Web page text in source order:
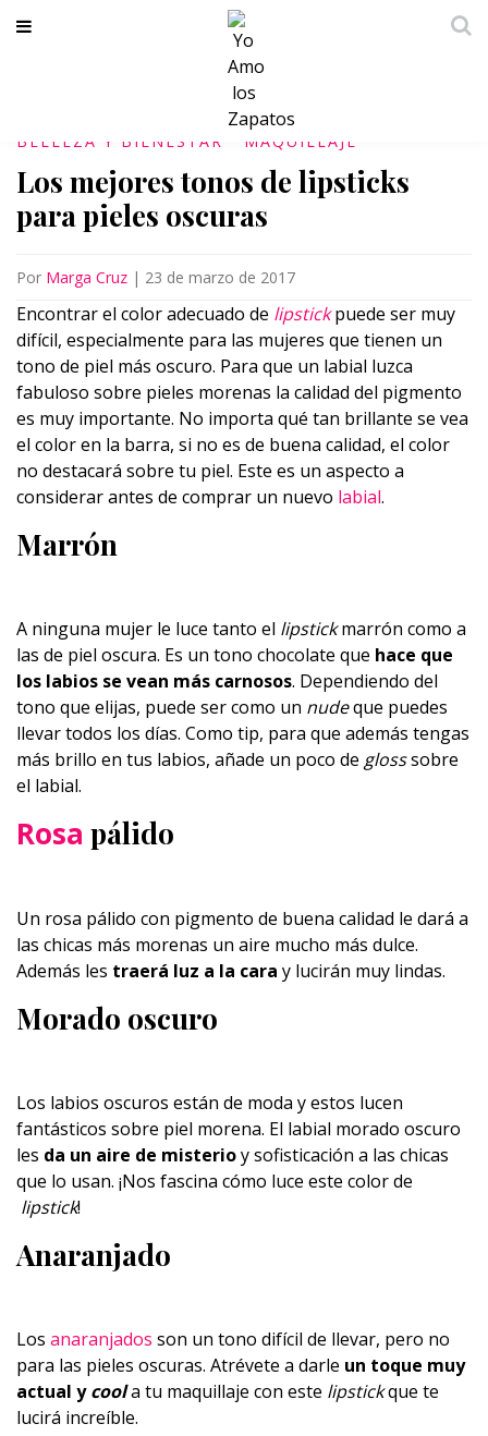
BELLEZA Y BIENESTAR MAQUILLAJE
Los mejores tonos de lipsticks
para pieles oscuras
Por Marga Cruz | 23 de marzo de 2017
Encontrar el color adecuado de lipstick puede ser muy
difícil, especialmente para las mujeres que tienen un
tono de piel más oscuro. Para que un labial luzca
fabuloso sobre pieles morenas la calidad del pigmento
es muy importante. No importa qué tan brillante se vea
el color en la barra, si no es de buena calidad, el color
no destacará sobre tu piel. Este es un aspecto a
considerar antes de comprar un nuevo labial.
Marrón
A ninguna mujer le luce tanto el lipstickmarrón como a
las de piel oscura. Es un tono chocolate que hace que
los labios se vean más carnosos. Dependiendo del
tono que elijas, puede ser como un nudeque puedes
llevar todos los días. Como tip, para que además tengas
más brillo en tus labios, añade un poco de glosssobre
el labial.
Rosa pálido
Un rosa pálido con pigmento de buena calidad le dará a
las chicas más morenas un aire mucho más dulce.
Además les traerá luz a la cara y lucirán muy lindas.
Morado oscuro
Los labios oscuros están de moda y estos lucen
fantásticos sobre piel morena. El labial morado oscuro
les da un aire de misterioy sofisticación a las chicas
que lo usan. ¡Nos fascina cómo luce este color de
lipstick!
Anaranjado
Los anaranjados son un tono difícil de llevar, pero no
para las pieles oscuras. Atrévete a darle un toque muy
actual ycoola tu maquillaje con este lipstickque te
lucirá increíble.